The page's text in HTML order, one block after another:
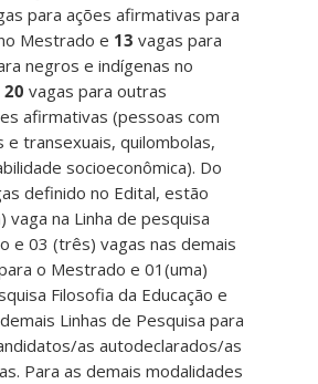
para ações afirmativas para
Mestrado e 13 vagas para
negros e indígenas no
20 vagas para outras
afirmativas (pessoas com
transexuais, quilombolas,
socioeconômica). Do
definido no Edital, estão
vaga na Linha de pesquisa
e 03 (três) vagas nas demais
o Mestrado e 01(uma)
Filosofia da Educação e
Linhas de Pesquisa para
as autodeclarados/as
Para as demais modalidades